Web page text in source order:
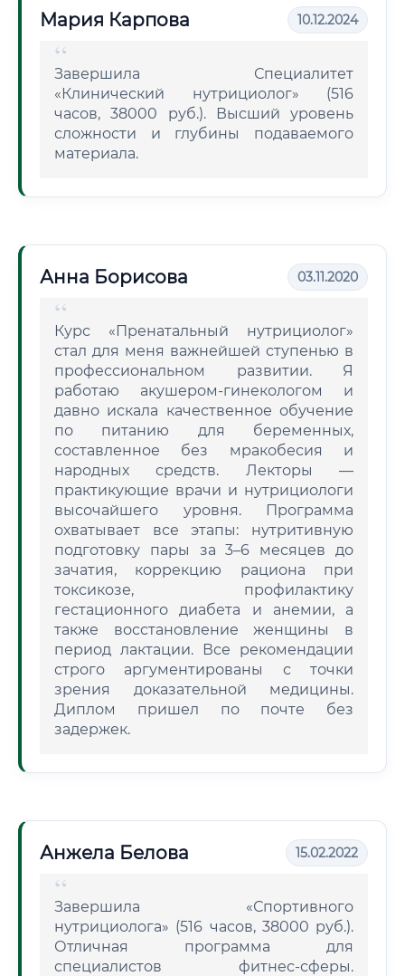
Мария Карпова 10.12.2024
Завершила Специалитет
«Клинический нутрициолог» (516
часов, 38000 руб.). Высший уровень
сложности и глубины подаваемого
материала.
Анна Борисова 03.11.2020
Курс «Пренатальный нутрициолог»
стал для меня важнейшей ступенью в
профессиональном развитии. Я
работаю акушером-гинекологом и
давно искала качественное обучение
по питанию для беременных,
составленное без мракобесия и
народных средств. Лекторы —
практикующие врачи и нутрициологи
высочайшего уровня. Программа
охватывает все этапы: нутритивную
подготовку пары за 3–6 месяцев до
зачатия, коррекцию рациона при
токсикозе, профилактику
гестационного диабета и анемии, а
также восстановление женщины в
период лактации. Все рекомендации
строго аргументированы с точки
зрения доказательной медицины.
Диплом пришел по почте без
задержек.
Анжела Белова 15.02.2022
Завершила «Спортивного
нутрициолога» (516 часов, 38000 руб.).
Отличная программа для
специалистов фитнес-сферы.